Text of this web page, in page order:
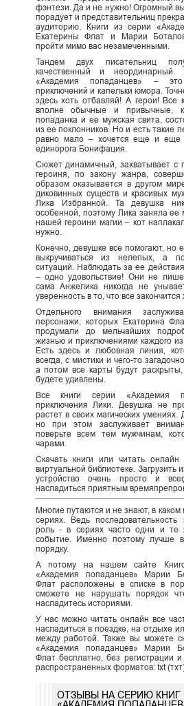
фэнтези. Да и не нужно! Огромный
порадует и представительниц
аудиторию. Книги из серии
Екатерины Флат и Марии
пройти мимо вас незамеченными.
Тандем двух писательниц
качественный и
«Академия попаданцев» –
приключений и капельки юмора.
здесь хоть отбавляй! А герои! Все
вполне обычные и привычные,
попаданка и ее мужская свита,
из ее поклонников. Но и есть такие
равно мало – хочется еще и еще
единорога Бонифация.
Сюжет динамичный, захватывает с
героиня, по закону жанра,
образом оказывается в другом
диковинных существ и красивых
Лика Избранной. Та девушка
особенной, поэтому Лика заняла ее
нашей героини магии – кот
нужно.
Конечно, девушке все помогают, но
выкручиваться из нелепых, а
ситуаций. Наблюдать за ее
– одно удовольствие! Они не
сама Анжелика никогда не
уверенность в то, что все
Отдельного внимания
персонажи, которых Екатерина
продумали до мельчайших
жизнью и приключениями каждого
Есть здесь и любовная линия,
всегда, с мистики и чего-то
а потом все карты будут
будете удивлены.
Все книги серии «Академия
приключения Лики. Девушка не
растет в своих магических
но при этом заслуживает
поверьте всем тем мужчинам,
чарами.
Скачать книги или читать
виртуальной библиотеке. Загрузить
устройство очень просто и
насладиться приятным
Многие путаются и не знают, в каком
сериях. Ведь
роль - в сериях часто одни и те
событие. Именно поэтому лучше
порядку.
А потому на нашем сайте
«Академия попаданцев» Марии
Флат расположены в списке в
сможете не нарушать порядок
насладитесь историями.
У нас можно читать онлайн все
насладиться в поездке, на отдыхе
между работой. Также вы можете
«Академия попаданцев» Марии
Флат бесплатно, без регистрации
распространенных форматов: txt
ОТЗЫВЫ НА СЕРИЮ КНИГ